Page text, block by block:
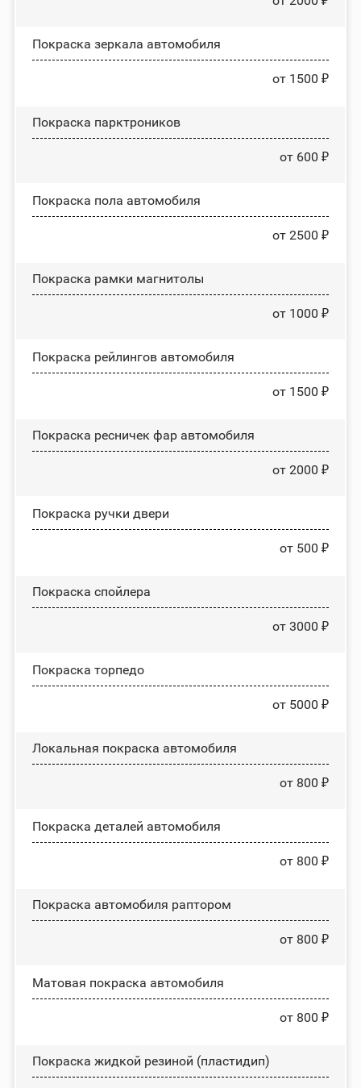
Покраска зеркала автомобиля
от 1500 ₽
Покраска парктроников
от 600 ₽
Покраска пола автомобиля
от 2500 ₽
Покраска рамки магнитолы
от 1000 ₽
Покраска рейлингов автомобиля
от 1500 ₽
Покраска ресничек фар автомобиля
от 2000 ₽
Покраска ручки двери
от 500 ₽
Покраска спойлера
от 3000 ₽
Покраска торпедо
от 5000 ₽
Локальная покраска автомобиля
от 800 ₽
Покраска деталей автомобиля
от 800 ₽
Покраска автомобиля раптором
от 800 ₽
Матовая покраска автомобиля
от 800 ₽
Покраска жидкой резиной (пластидип)